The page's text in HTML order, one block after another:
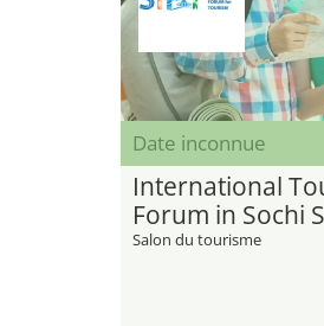
Date inconnue
International
Forum in Sochi
Salon du tourisme